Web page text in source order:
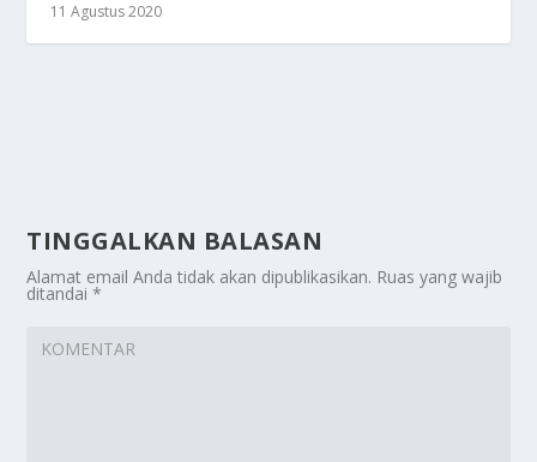
11 Agustus 2020
TINGGALKAN BALASAN
Alamat email Anda tidak akan dipublikasikan. Ruas yang wajib
ditandai*